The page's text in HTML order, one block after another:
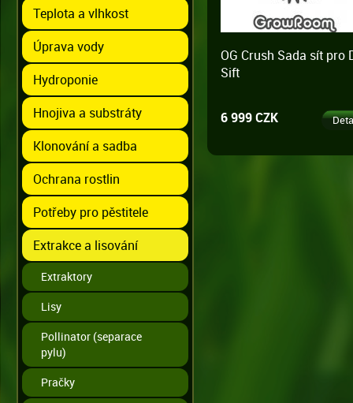
Teplota a vlhkost
Úprava vody
Hydroponie
Hnojiva a substráty
Klonování a sadba
Ochrana rostlin
Potřeby pro pěstitele
Extrakce a lisování
Extraktory
Lisy
Pollinator (separace
pylu)
Pračky
OG Crush Sada sít pro
Sift
6 999 CZK